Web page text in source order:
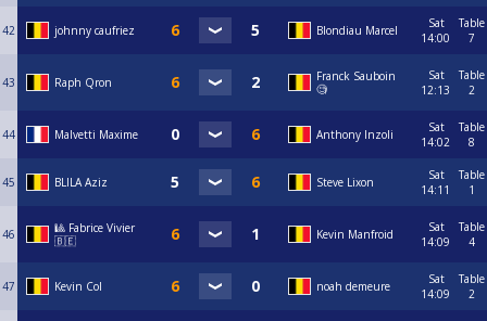
42 johnny caufriez Blondiau Marcel
Sat
14:00
Table
7
43 Raph Qron
Franck Sauboin
🧐
Sat
12:13
Table
2
44 Malvetti Maxime Anthony Inzoli
Sat
14:02
Table
8
45 BLILA Aziz Steve Lixon
Sat
14:11
Table
1
46
🎱 Fabrice Vivier
🇧🇪
Kevin Manfroid
Sat
14:09
Table
4
47 Kevin Col noah demeure
Sat
14:09
Table
2